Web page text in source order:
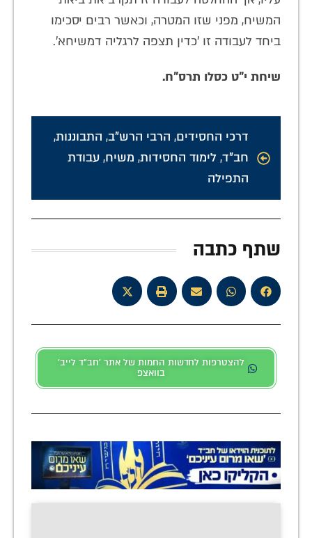
המשיח, מפני שזו המטרה, וכאשר רבים יסכימו
ביחד לעבודה זו 'כדין תצפה לרגליה דמשיחא'.
שיחת י"ט כסלו תרס"ח.
דרכי החסידים, הרבי הרש"ב, התבוננות,
חב"ד, לימוד החסידות, משיח, עבודת
התפילה
שתף כתבה
להצטרפות לחדשות החמות של אתר 'חב"ד לייב'
בוואצפ